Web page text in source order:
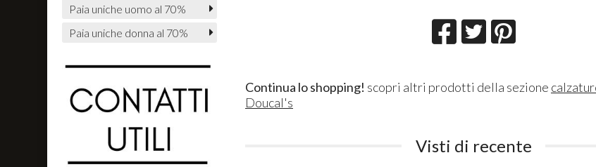
Continua lo shopping! scopri altri prodotti della sezione
Doucal's
Visti di recente
Paia uniche uomo al 70%
Paia uniche donna al 70%